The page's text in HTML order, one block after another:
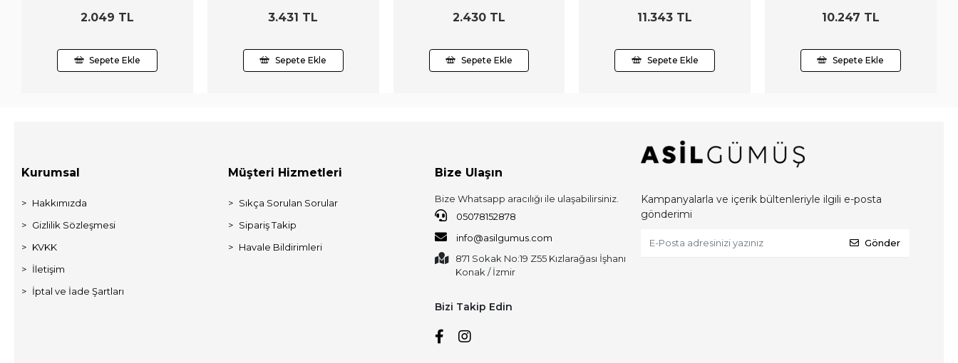
2.049 TL
Sepete Ekle
3.431 TL
Sepete Ekle
2.430 TL
Sepete Ekle
11.343 TL
Sepete Ekle
10.247 TL
Sepete Ekle
Kurumsal
Hakkımızda
Gizlilik Sözleşmesi
KVKK
İletişim
İptal ve İade Şartları
Müşteri Hizmetleri
Sıkça Sorulan Sorular
Sipariş Takip
Havale Bildirimleri
Bize Ulaşın
Bize Whatsapp aracılığı ile ulaşabilirsiniz.
05078152878
info@asilgumus.com
871 Sokak No:19 Z55 Kızlarağası İşhanı
Konak / İzmir
Bizi Takip Edin
Kampanyalarla ve içerik bültenleriyle ilgili e-posta
gönderimi
Gönder